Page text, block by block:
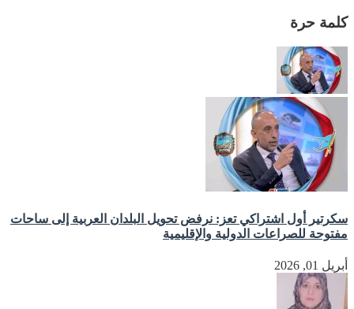
كلمة حرة
سكرتير أول اشتراكي تعز: نرفض تحويل البلدان العربية إلى ساحات
مفتوحة للصراعات الدولية والإقليمية
أبريل 01, 2026